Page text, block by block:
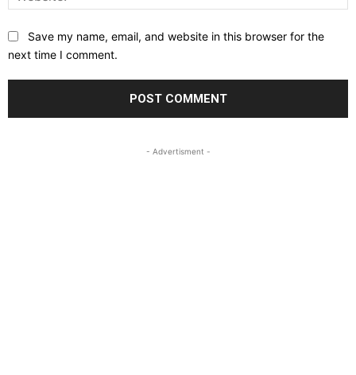
Save my name, email, and website in this browser for the
next time I comment.
- Advertisment -